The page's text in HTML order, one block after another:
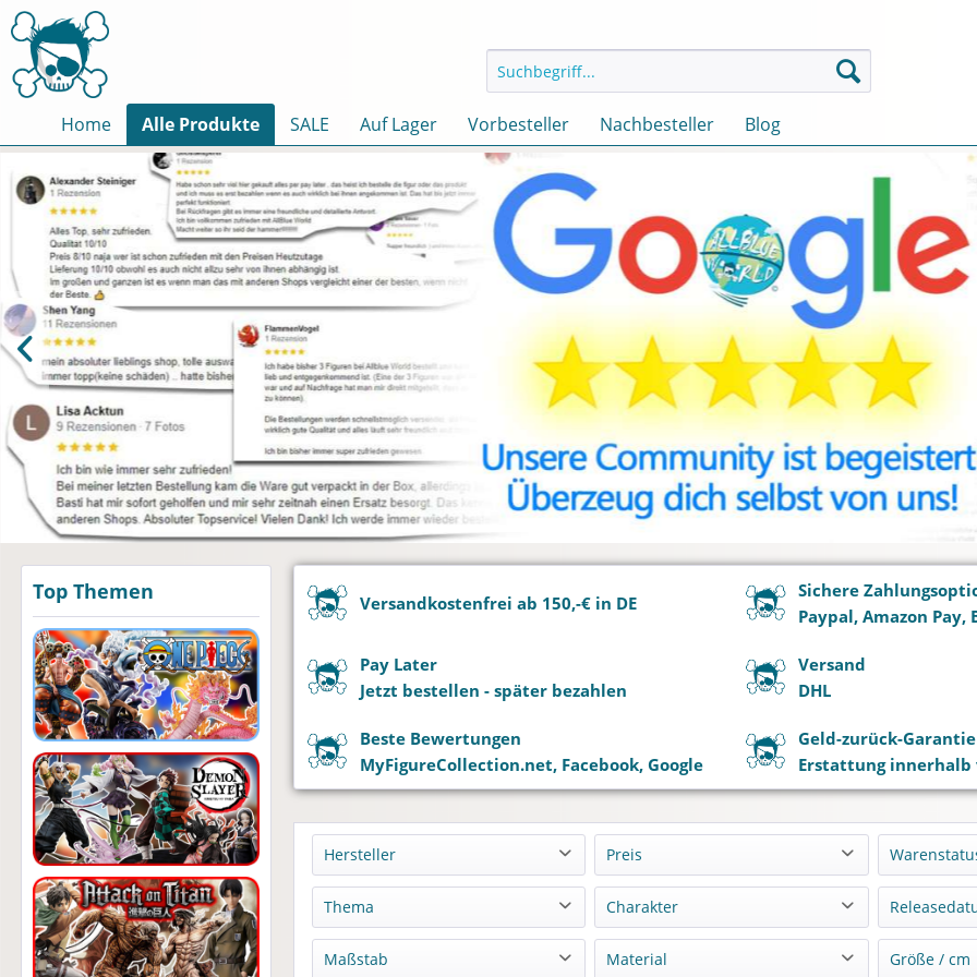
Home Alle Produkte SALE Auf Lager Vorbesteller Nachbesteller Blog
Versandkostenfrei ab 150,-€ in DE
Sichere
Paypal, Amazon Pay,
Pay Later
Jetzt bestellen - später bezahlen
Versand
DHL
Beste Bewertungen
MyFigureCollection.net, Facebook, Google
Geld-zurück-Garantie
Erstattung innerhalb
Top Themen
Hersteller
Ami Ami
ADK Emotions
Animeone
Preis
von0,00 €bis4499,90 €
Thema
Guillermo del Toro
Charakter
Alice Nakiri
11-2024
Maßstab Material Größe / cm